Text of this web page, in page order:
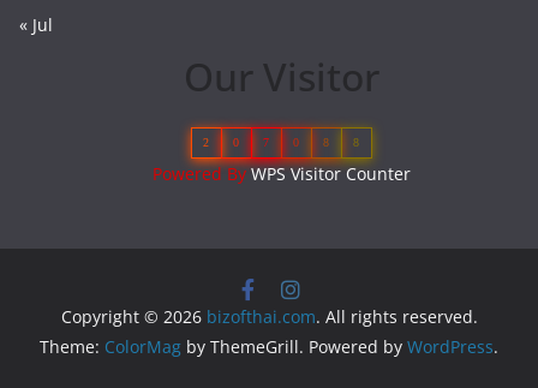
« Jul
Our Visitor
2 0 7 0 8 8
Powered ByWPS Visitor Counter
Copyright © 2026 bizofthai.com. All rights reserved.
Theme: ColorMag by ThemeGrill. Powered by WordPress.